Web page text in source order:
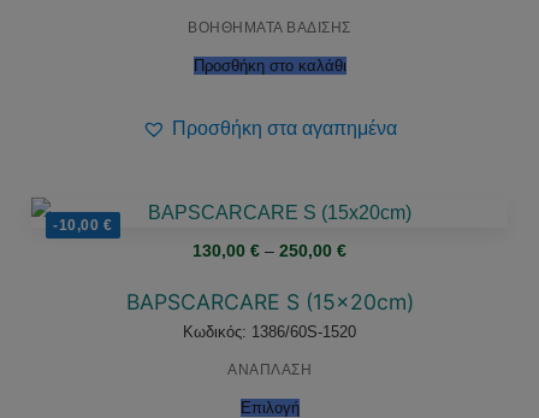
ΒΟΗΘΗΜΑΤΑ ΒΑΔΙΣΗΣ
Προσθήκη στο καλάθι
Προσθήκη στα αγαπημένα
-10,00 €
130,00 € – 250,00 €Price
through
250,00 €
BAPSCARCARE S (15x20cm)
Κωδικός: 1386/60S-1520
ΑΝΑΠΛΑΣΗ
Επιλογή